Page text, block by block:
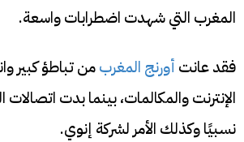
المغرب التي شهدت اضطرابات واسعة.
فقد عانت أورنج المغربمن تباطؤ كبير
الإنترنت والمكالمات، بينما بدت اتصالات
نسبيًا وكذلك الأمر لشركة إنوي.